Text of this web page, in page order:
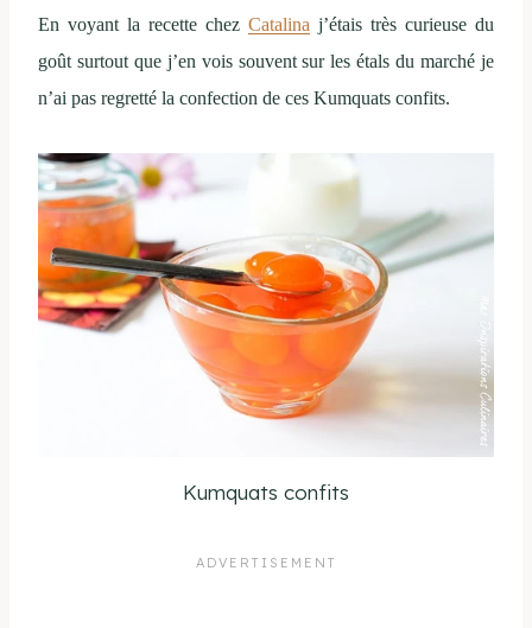
En voyant la recette chez Catalina j’étais très curieuse du
goût surtout que j’en vois souvent sur les étals du marché je
n’ai pas regretté la confection de ces Kumquats confits.
Kumquats confits